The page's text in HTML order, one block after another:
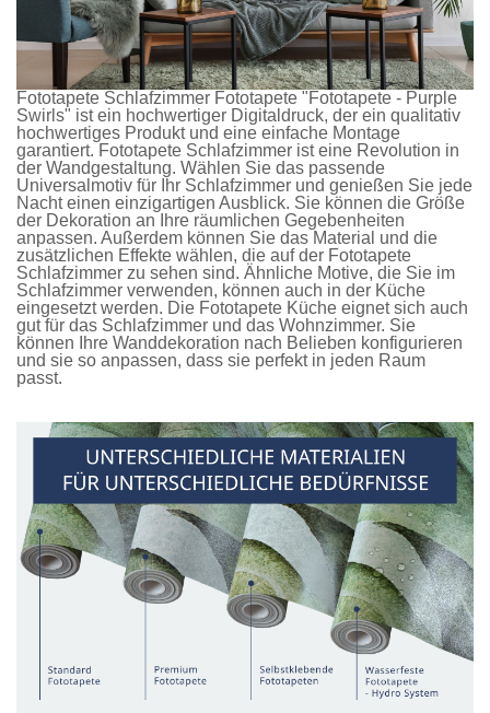
Fototapete Schlafzimmer Fototapete "Fototapete - Purple
Swirls" ist ein hochwertiger Digitaldruck, der ein qualitativ
hochwertiges Produkt und eine einfache Montage
garantiert. Fototapete Schlafzimmer ist eine Revolution in
der Wandgestaltung. Wählen Sie das passende
Universalmotiv für Ihr Schlafzimmer und genießen Sie jede
Nacht einen einzigartigen Ausblick. Sie können die Größe
der Dekoration an Ihre räumlichen Gegebenheiten
anpassen. Außerdem können Sie das Material und die
zusätzlichen Effekte wählen, die auf der Fototapete
Schlafzimmer zu sehen sind. Ähnliche Motive, die Sie im
Schlafzimmer verwenden, können auch in der Küche
eingesetzt werden. Die Fototapete Küche eignet sich auch
gut für das Schlafzimmer und das Wohnzimmer. Sie
können Ihre Wanddekoration nach Belieben konfigurieren
und sie so anpassen, dass sie perfekt in jeden Raum
passt.